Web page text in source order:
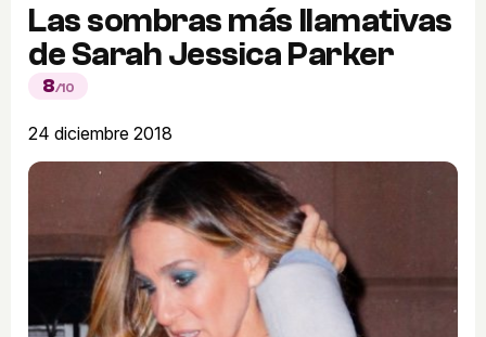
Las sombras más llamativas
de Sarah Jessica Parker
8/10
24 diciembre 2018